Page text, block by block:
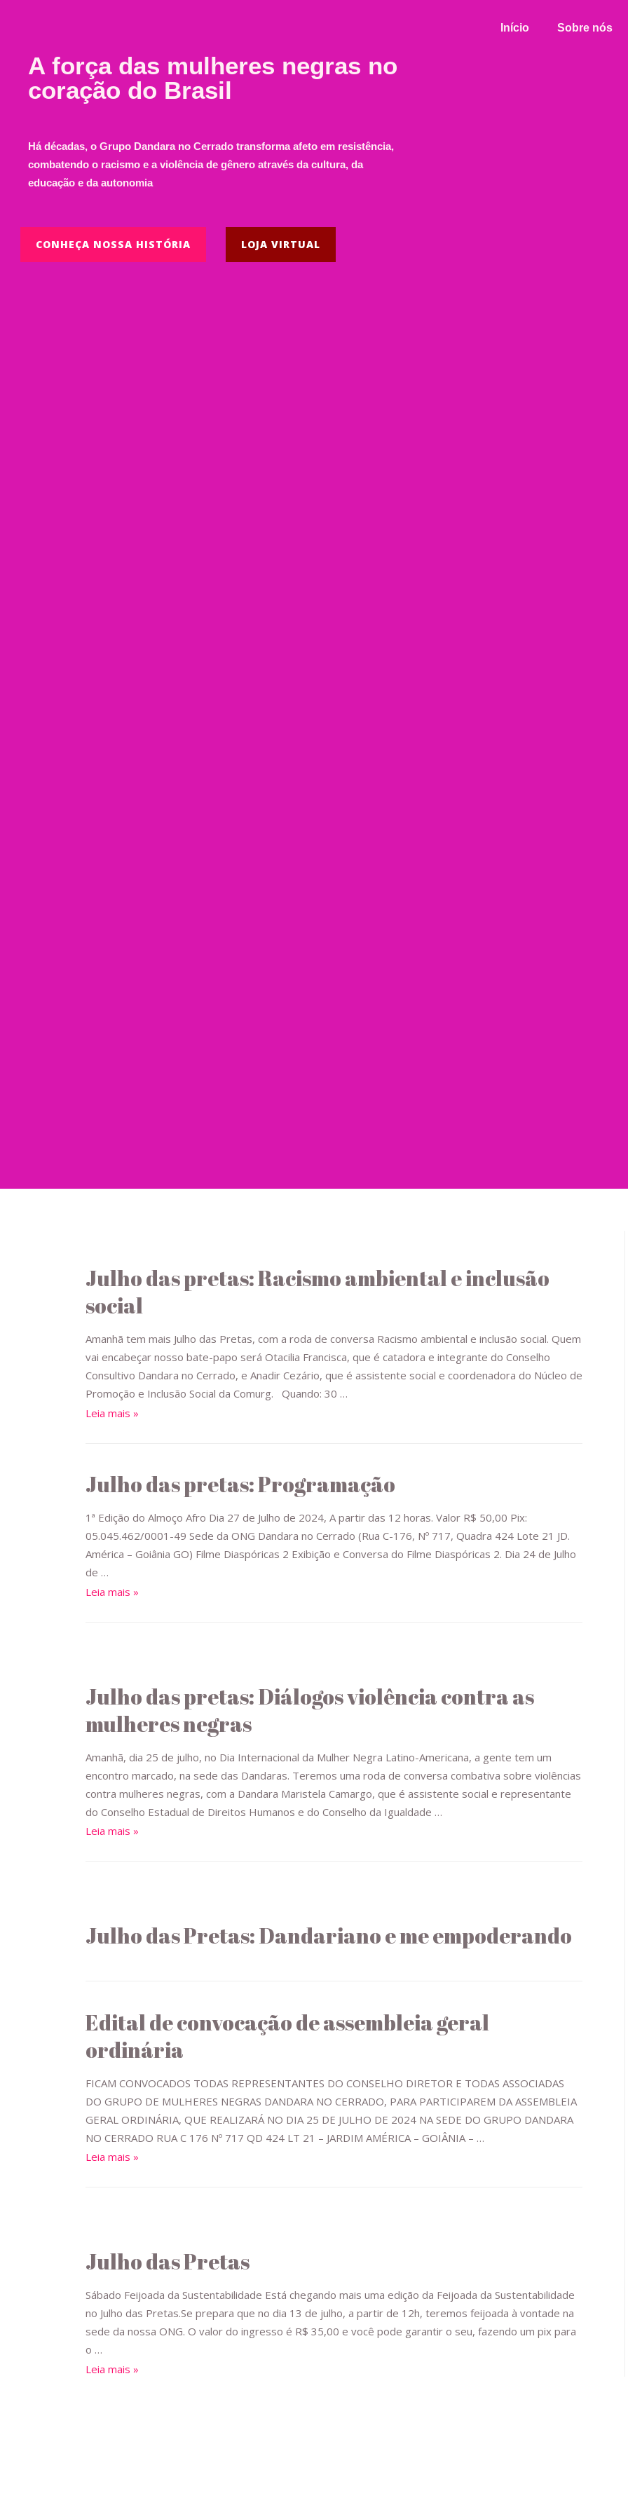
A força das mulheres negras no
coração do Brasil
Há décadas, o Grupo Dandara no Cerrado transforma afeto em resistência,
combatendo o racismo e a violência de gênero através da cultura, da
educação e da autonomia
CONHEÇA NOSSA HISTÓRIA LOJA VIRTUAL
Início Sobre nós
Julho das pretas: Racismo ambiental e inclusão
social
Amanhã tem mais Julho das Pretas, com a roda de conversa Racismo ambiental e inclusão social. Quem
vai encabeçar nosso bate-papo será Otacilia Francisca, que é catadora e integrante do Conselho
Consultivo Dandara no Cerrado, e Anadir Cezário, que é assistente social e coordenadora do Núcleo de
Promoção e Inclusão Social da Comurg. Quando: 30 …
Leia mais »
Julho das pretas: Programação
1ª Edição do Almoço Afro Dia 27 de Julho de 2024, A partir das 12 horas. Valor R$ 50,00 Pix:
05.045.462/0001-49 Sede da ONG Dandara no Cerrado (Rua C-176, Nº 717, Quadra 424 Lote 21 JD.
América – Goiânia GO) Filme Diaspóricas 2 Exibição e Conversa do Filme Diaspóricas 2. Dia 24 de Julho
de …
Leia mais »
Julho das pretas: Diálogos violência contra as
mulheres negras
Amanhã, dia 25 de julho, no Dia Internacional da Mulher Negra Latino-Americana, a gente tem um
encontro marcado, na sede das Dandaras. Teremos uma roda de conversa combativa sobre violências
contra mulheres negras, com a Dandara Maristela Camargo, que é assistente social e representante
do Conselho Estadual de Direitos Humanos e do Conselho da Igualdade …
Leia mais »
Julho das Pretas: Dandariano e me empoderando
Edital de convocação de assembleia geral
ordinária
FICAM CONVOCADOS TODAS REPRESENTANTES DO CONSELHO DIRETOR E TODAS ASSOCIADAS
DO GRUPO DE MULHERES NEGRAS DANDARA NO CERRADO, PARA PARTICIPAREM DA ASSEMBLEIA
GERAL ORDINÁRIA, QUE REALIZARÁ NO DIA 25 DE JULHO DE 2024 NA SEDE DO GRUPO DANDARA
NO CERRADO RUA C 176 Nº 717 QD 424 LT 21 – JARDIM AMÉRICA – GOIÂNIA – …
Leia mais »
Julho das Pretas
Sábado Feijoada da Sustentabilidade Está chegando mais uma edição da Feijoada da Sustentabilidade
no Julho das Pretas.Se prepara que no dia 13 de julho, a partir de 12h, teremos feijoada à vontade na
sede da nossa ONG. O valor do ingresso é R$ 35,00 e você pode garantir o seu, fazendo um pix para
o …
Leia mais »